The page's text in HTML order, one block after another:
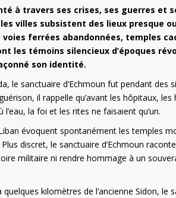
à travers ses crises, ses guerres et
villes subsistent des lieux presque
voies ferrées abandonnées, temples
les témoins silencieux d’époques
son identité.
le sanctuaire d’Echmoun fut pendant des
il rappelle qu’avant les hôpitaux,
la foi et les rites ne faisaient qu’un.
évoquent spontanément les temples
discret, le sanctuaire d’Echmoun
militaire ni rendre hommage à un
quelques kilomètres de l’ancienne Sidon,